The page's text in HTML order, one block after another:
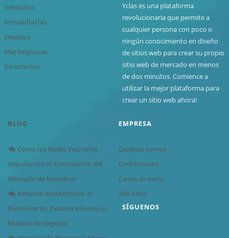
Vehículos
Inmobiliarias
Empleos
Marketplaces
Directorios
Yclas es una plataforma
revolucionaria que permite a
cualquier persona con poco o
ningún conocimiento en diseño
de sitios web para crear su propio
sitio web de mercado en menos
de dos minutos. Comience a
utilizar la mejor plataforma para
crear un sitio web ahora!
BLOG
Cómo las Redes Vecinales
Impulsaron el Crecimiento del
Mercado de Nextdoor
Amazon Marketplace al
Descubierto: Desentrañando su
Modelo de Negocio
EMPRESA
Quiénes somos
Contáctanos
Casos de éxito
Afiliados
SÍGUENOS